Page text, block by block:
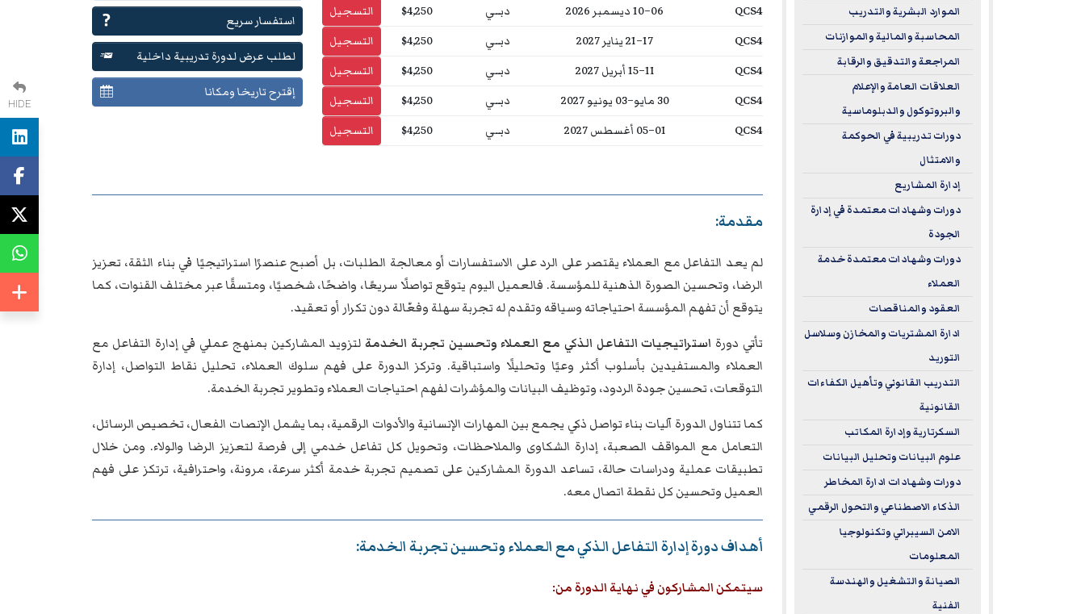
QCS4 06–10 ديسمبر 2026 دبــي $4,250 التسجيل
QCS4 17–21 يناير 2027 دبــي $4,250 التسجيل
QCS4 11–15 أبريل 2027 دبــي $4,250 التسجيل
QCS4 30 مايو–03 يونيو 2027 دبــي $4,250 التسجيل
QCS4 01–05 أغسطس 2027 دبــي $4,250 التسجيل
استفسار سريع
لطلب عرض لدورة تدريبية داخلية
إقترح تاريخا ومكانا
مقدمة:
لم يعد التفاعل مع العملاء يقتصر على الرد على الاستفسارات أو معالجة الطلبات، بل أصبح عنصرًا استراتيجيًا في بناء الثقة، تعزيز
الرضا، وتحسين الصورة الذهنية للمؤسسة. فالعميل اليوم يتوقع تواصلًا سريعًا، واضحًا، شخصيًا، ومتسقًا عبر مختلف القنوات، كما
يتوقع أن تفهم المؤسسة احتياجاته وسياقه وتقدم له تجربة سهلة وفعّالة دون تكرار أو تعقيد.
تأتي دورة استراتيجيات التفاعل الذكي مع العملاء وتحسين تجربة الخدمةلتزويد المشاركين بمنهج عملي في إدارة التفاعل مع
العملاء والمستفيدين بأسلوب أكثر وعيًا وتحليلًا واستباقية. وتركز الدورة على فهم سلوك العملاء، تحليل نقاط التواصل، إدارة
التوقعات، تحسين جودة الردود، وتوظيف البيانات والمؤشرات لفهم احتياجات العملاء وتطوير تجربة الخدمة.
كما تتناول الدورة آليات بناء تواصل ذكي يجمع بين المهارات الإنسانية والأدوات الرقمية، بما يشمل الإنصات الفعال، تخصيص الرسائل،
التعامل مع المواقف الصعبة، إدارة الشكاوى والملاحظات، وتحويل كل تفاعل خدمي إلى فرصة لتعزيز الرضا والولاء. ومن خلال
تطبيقات عملية ودراسات حالة، تساعد الدورة المشاركين على تصميم تجربة خدمة أكثر سرعة، مرونة، واحترافية، ترتكز على فهم
العميل وتحسين كل نقطة اتصال معه.
أهداف دورة إدارة التفاعل الذكي مع العملاء وتحسين تجربة الخدمة:
سيتمكن المشاركون في نهاية الدورة من:
الموارد البشرية والتدريب
المحاسبة والمالية والموازنات
المراجعة والتدقيق والرقابة
العلاقات العامة والإعلام
والبروتوكول والدبلوماسية
دورات تدريبية في الحوكمة
والامتثال
إدارة المشاريع
دورات وشهادات معتمدة في إدارة
الجودة
دورات وشهادات معتمدة خدمة
العملاء
العقود والمناقصات
ادارة المشتريات والمخازن وسلاسل
التوريد
التدريب القانوني وتأهيل الكفاءات
القانونية
السكرتارية وإدارة المكاتب
علوم البيانات وتحليل البيانات
دورات وشهادات ادارة المخاطر
الذكاء الاصطناعي والتحول الرقمي
الامن السيبراني وتكنولوجيا
المعلومات
الصيانة والتشغيل والهندسة
الفنية
HIDE